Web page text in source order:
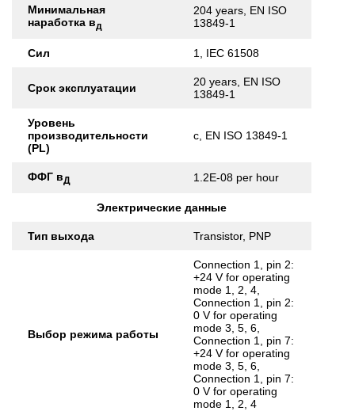
Минимальная
наработка вд
204 years, EN ISO
13849-1
Сил 1, IEC 61508
Срок эксплуатации
20 years, EN ISO
13849-1
Уровень
производительности
(PL)
c, EN ISO 13849-1
ФФГ вД 1.2E-08 per hour
Электрические данные
Тип выхода Transistor, PNP
Выбор режима работы
Connection 1, pin 2:
+24 V for operating
mode 1, 2, 4,
Connection 1, pin 2:
0 V for operating
mode 3, 5, 6,
Connection 1, pin 7:
+24 V for operating
mode 3, 5, 6,
Connection 1, pin 7:
0 V for operating
mode 1, 2, 4